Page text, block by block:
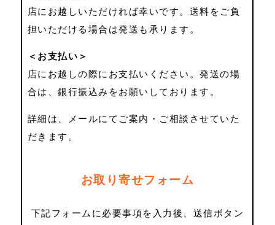
店にお越しいただければ幸いです。送料をご負
担いただける場合は発送も承ります。
＜お支払い＞
店にお越しの際にお支払いください。発送の場
合は、銀行振込みをお願いしております。
詳細は、メールにてご案内・ご相談させていた
だきます。
お取り寄せフォーム
下記フォームに必要事項を入力後、送信ボタン